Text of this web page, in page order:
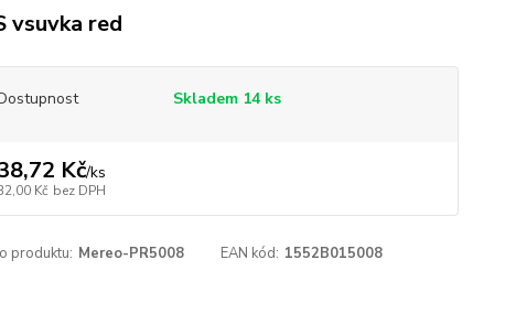
vsuvka red
Skladem 14 ks
Kč/ks
Kč bez DPH
produktu: Mereo-PR5008 EAN kód: 1552B015008